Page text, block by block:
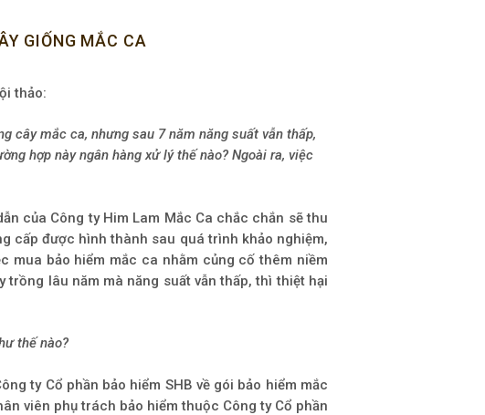
GIỐNG MẮC CA
thảo:
cây mắc ca, nhưng sau 7 năm năng suất vẫn thấp,
hợp này ngân hàng xử lý thế nào? Ngoài ra, việc
của Công ty Him Lam Mắc Ca chắc chắn sẽ thu
cấp được hình thành sau quá trình khảo nghiệm,
mua bảo hiểm mắc ca nhằm củng cố thêm niềm
lâu năm mà năng suất vẫn thấp, thì thiệt hại
thế nào?
ty Cổ phần bảo hiểm SHB về gói bảo hiểm mắc
viên phụ trách bảo hiểm thuộc Công ty Cổ phần